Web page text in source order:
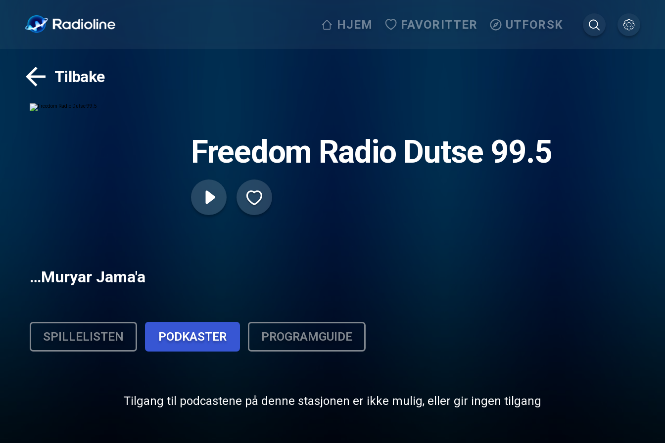
HJEM FAVORITTER UTFORSK
Tilbake
Freedom Radio Dutse 99.5
…Muryar Jama'a
SPILLELISTEN PODKASTER PROGRAMGUIDE
Tilgang til podcastene på denne stasjonen er ikke mulig, eller gir ingen tilgang